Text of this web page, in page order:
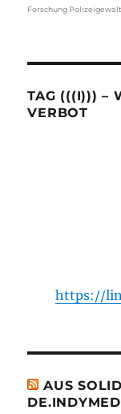
Forschung Polizeigewalt
TAG (((I))) –
VERBOT
https://
AUS